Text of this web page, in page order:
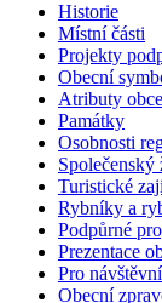
Historie
Místní části
Projekty
Obecní
Atributy obce
Památky
Osobnosti
Společenský
Turistické
Rybníky a
Podpůrné
Prezentace
Pro
Obecní